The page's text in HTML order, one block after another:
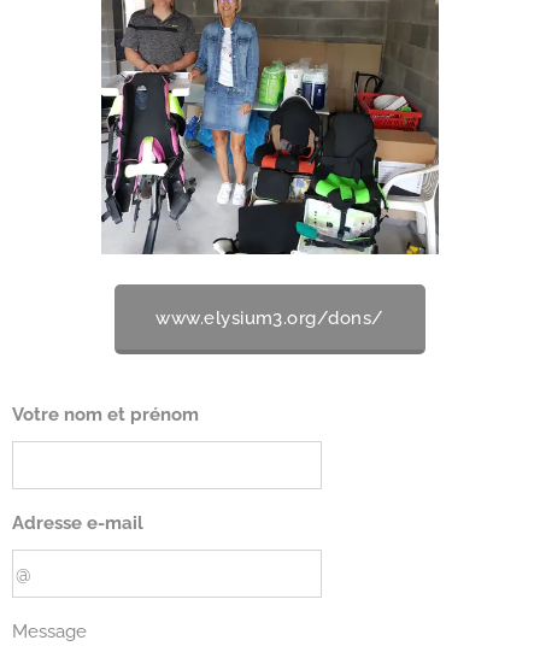
www.elysium3.org/dons/
Votre nom et prénom
Adresse e-mail
Message